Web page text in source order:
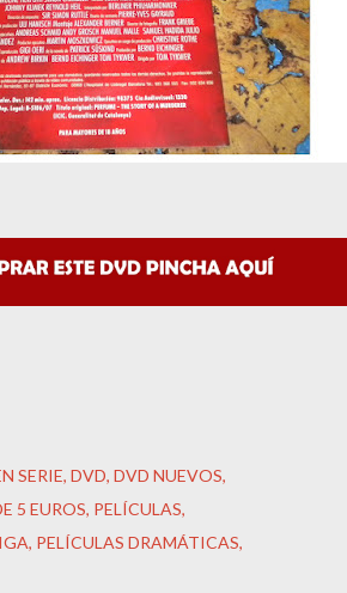
SERIE DVD DVD NUEVOS
5 EUROS PELÍCULAS
PELÍCULAS DRAMÁTICAS